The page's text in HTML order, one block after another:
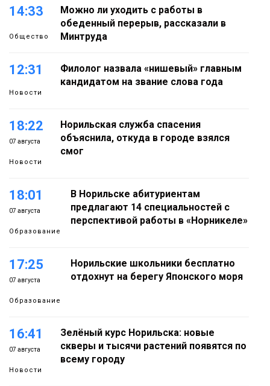
14:33
Общество
Можно ли уходить с работы в
обеденный перерыв, рассказали в
Минтруда
12:31
Новости
Филолог назвала «нишевый» главным
кандидатом на звание слова года
18:22
07 августа
Новости
Норильская служба спасения
объяснила, откуда в городе взялся
смог
18:01
07 августа
Образование
В Норильске абитуриентам
предлагают 14 специальностей с
перспективой работы в «Норникеле»
17:25
07 августа
Образование
Норильские школьники бесплатно
отдохнут на берегу Японского моря
16:41
07 августа
Новости
Зелёный курс Норильска: новые
скверы и тысячи растений появятся по
всему городу